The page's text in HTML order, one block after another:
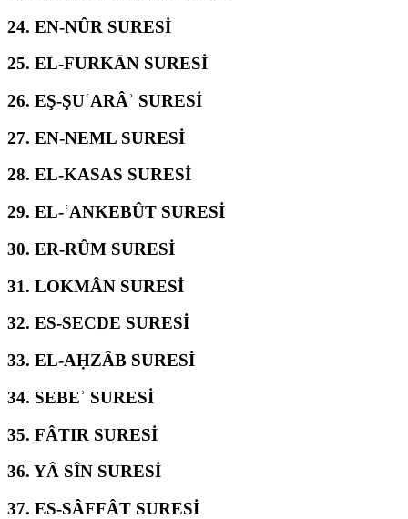
24. EN-NÛR SURESİ
25. EL-FURKĀN SURESİ
26. EŞ-ŞUʿARÂʾ SURESİ
27. EN-NEML SURESİ
28. EL-KASAS SURESİ
29. EL-ʿANKEBÛT SURESİ
30. ER-RÛM SURESİ
31. LOKMÂN SURESİ
32. ES-SECDE SURESİ
33. EL-AḤZÂB SURESİ
34. SEBEʾ SURESİ
35. FÂTIR SURESİ
36. YÂ SÎN SURESİ
37. ES-SÂFFÂT SURESİ